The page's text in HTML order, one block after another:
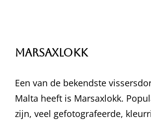
Marsaxlokk
Een van de bekendste
Malta heeft is Marsaxlokk.
zijn, veel gefotografeerde,